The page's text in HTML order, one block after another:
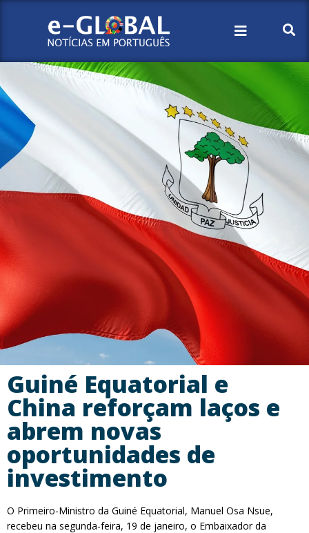
Guiné Equatorial e
China reforçam laços e
abrem novas
oportunidades de
investimento
O Primeiro-Ministro da Guiné Equatorial, Manuel Osa Nsue,
recebeu na segunda-feira, 19 de janeiro, o Embaixador da